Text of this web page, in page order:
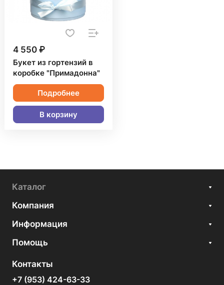
4 550 ₽
Букет из гортензий в
коробке "Примадонна"
Подробнее
В корзину
Каталог
Компания
Информация
Помощь
Контакты
+7 (953) 424-63-33